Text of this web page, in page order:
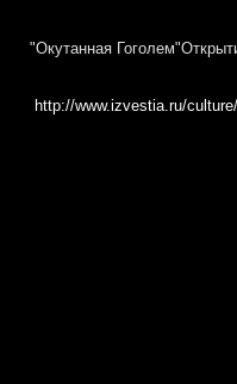
"Окутанная
http://www.izvestia.ru/